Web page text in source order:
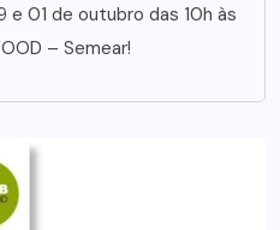
01 de outubro das 10h às
– Semear!